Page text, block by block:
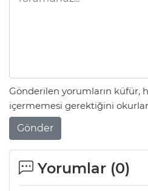
Gönderilen yorumların küfür,
içermemesi gerektiğini
Gönder
Yorumlar (0)